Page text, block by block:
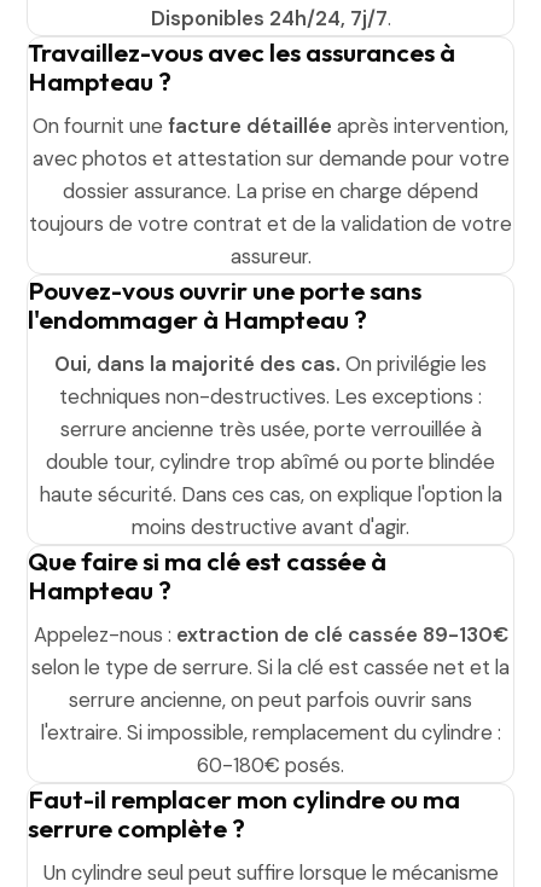
Disponibles 24h/24, 7j/7.
Travaillez-vous avec les assurances à
Hampteau ?
On fournit une facture détaillée après intervention,
avec photos et attestation sur demande pour votre
dossier assurance. La prise en charge dépend
toujours de votre contrat et de la validation de votre
assureur.
Pouvez-vous ouvrir une porte sans
l'endommager à Hampteau ?
Oui, dans la majorité des cas. On privilégie les
techniques non-destructives. Les exceptions :
serrure ancienne très usée, porte verrouillée à
double tour, cylindre trop abîmé ou porte blindée
haute sécurité. Dans ces cas, on explique l'option la
moins destructive avant d'agir.
Que faire si ma clé est cassée à
Hampteau ?
Appelez-nous : extraction de clé cassée 89-130€
selon le type de serrure. Si la clé est cassée net et la
serrure ancienne, on peut parfois ouvrir sans
l'extraire. Si impossible, remplacement du cylindre :
60-180€ posés.
Faut-il remplacer mon cylindre ou ma
serrure complète ?
Un cylindre seul peut suffire lorsque le mécanisme